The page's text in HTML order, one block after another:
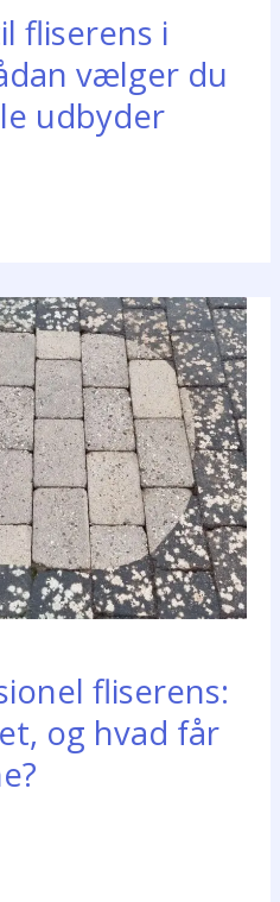
fliserens i
vælger du
udbyder
fliserens:
og hvad får